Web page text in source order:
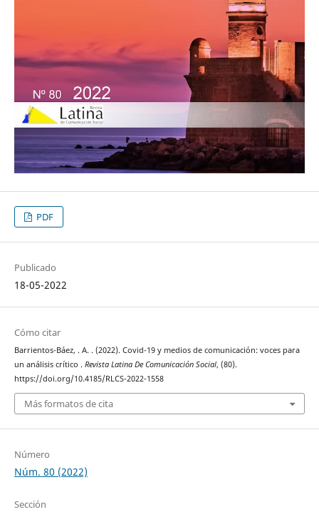
PDF
Publicado
18-05-2022
Cómo citar
Barrientos-Báez, . A. . (2022). Covid-19 y medios de comunicación: voces para
un análisis crítico . Revista Latina De Comunicación Social, (80).
https://doi.org/10.4185/RLCS-2022-1558
Más formatos de cita
Número
Núm. 80 (2022)
Sección